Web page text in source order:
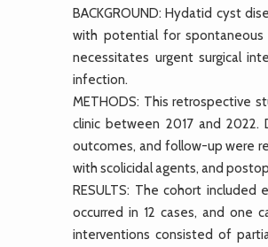
BACKGROUND: Hydatid cyst
with potential for
necessitates urgent surgical
infection.
METHODS: This retrospective
clinic between 2017 and 2022.
outcomes, and follow-up were
with scolicidal agents, and
RESULTS: The cohort
occurred in 12 cases, and one
interventions consisted of